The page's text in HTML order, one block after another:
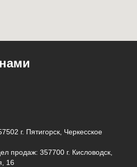
г. Пятигорск, Черкесское
продаж: 357700 г. Кисловодск,
16